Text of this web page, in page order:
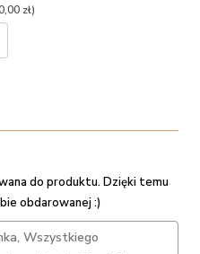
zł)
do produktu. Dzięki temu
obdarowanej :)